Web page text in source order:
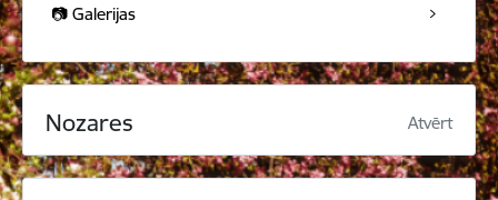
📷 Galerijas
Nozares Atvērt